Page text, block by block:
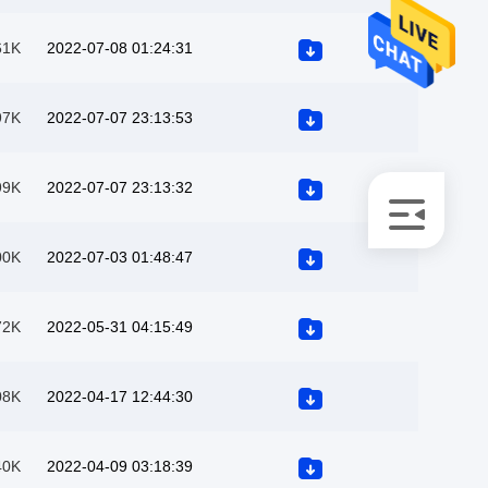
2022-07-08 01:24:31
2022-07-07 23:13:53
2022-07-07 23:13:32
2022-07-03 01:48:47
2022-05-31 04:15:49
2022-04-17 12:44:30
2022-04-09 03:18:39